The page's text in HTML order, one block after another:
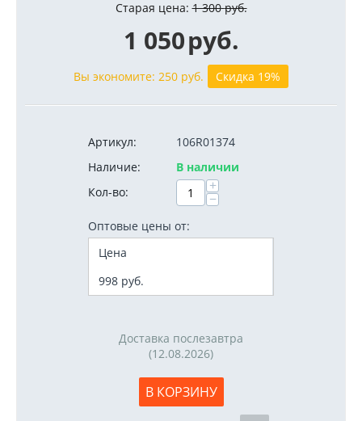
Старая цена: 1 300 руб.
1 050руб.
Вы экономите: 250 руб. Скидка 19%
Артикул:
106R01374
Наличие:
В наличии
Кол-во:
+
−
Оптовые цены от:
Цена
998 руб.
Доставка послезавтра
(12.08.2026)
В КОРЗИНУ